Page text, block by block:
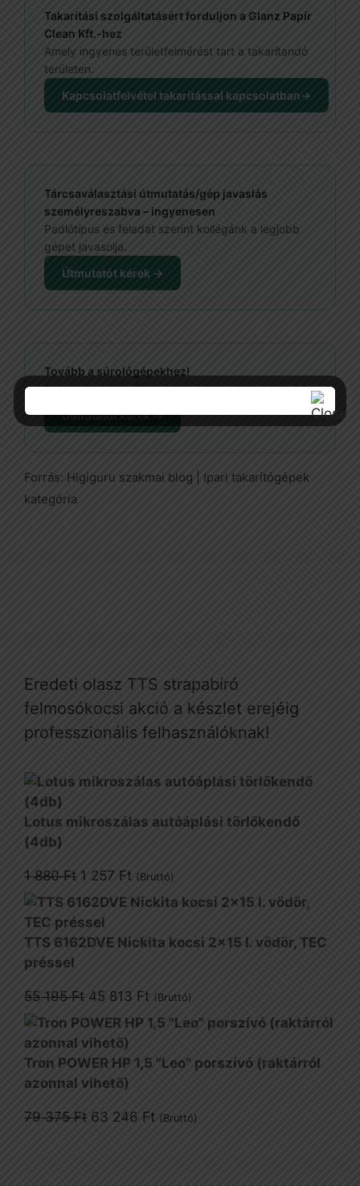
Takarítási szolgáltatásért forduljon a Glanz Papír
Clean Kft.-hez
Amely ingyenes területfelmérést tart a takarítandó
területen.
Kapcsolatfelvétel takarítással kapcsolatban→
Tárcsaválasztási útmutatás/gép javaslás
személyreszabva – ingyenesen
Padlótípus és feladat szerint kollégánk a legjobb
gépet javasolja.
Útmutatót kérek →
Tovább a súrológépekhez!
Raktárról, azonnal!
Útmutatót kérek →
Forrás: Higiguru szakmai blog | Ipari takarítógépek
kategória
Eredeti olasz TTS strapabíró
felmosókocsi akció a készlet erejéig
professzionális felhasználóknak!
Lotus mikroszálas autóáplási törlőkendő
(4db)
1 880Ft Original
price
was:
1
1 257 Ft Current
price
1
(Bruttó)
TTS 6162DVE Nickita kocsi 2x15 l. vödör, TEC
préssel
55 195Ft Original
price
was:
55
195 Ft.
45 813 Ft Current
price
45
(Bruttó)
Tron POWER HP 1,5 "Leo" porszívó (raktárról
azonnal vihető)
79 375Ft Original
63 246 FtCurrent
(Bruttó)